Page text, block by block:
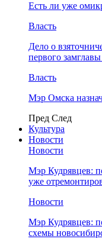
Есть ли уже
Власть
Дело о
первого
Власть
Мэр Омска
Пред След
Культура
Новости
Новости
Мэр Кудрявцев:
уже
Новости
Мэр Кудрявцев:
схемы